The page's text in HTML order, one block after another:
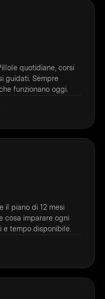
quotidiane, corsi
guidati. Sempre
funzionano oggi.
il piano di 12 mesi
cosa imparare ogni
e tempo disponibile.